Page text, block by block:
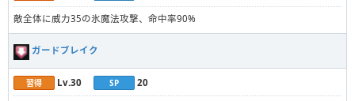
敵全体に威力35の氷魔法攻撃、命中率90%
ガードブレイク
習得 Lv.30 SP 20